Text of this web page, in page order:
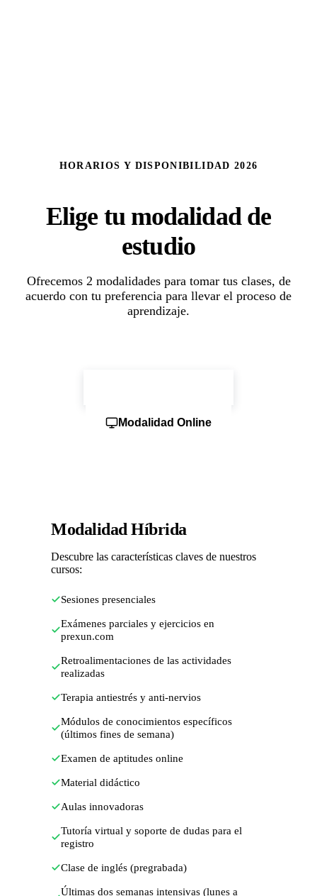
HORARIOS Y DISPONIBILIDAD 2026
Elige tu modalidad de
estudio
Ofrecemos 2 modalidades para tomar tus clases, de
acuerdo con tu preferencia para llevar el proceso de
aprendizaje.
Modalidad Online
Modalidad Híbrida
Descubre las características claves de nuestros
cursos:
Sesiones presenciales
Exámenes parciales y ejercicios en
prexun.com
Retroalimentaciones de las actividades
realizadas
Terapia antiestrés y anti-nervios
Módulos de conocimientos específicos
(últimos fines de semana)
Examen de aptitudes online
Material didáctico
Aulas innovadoras
Tutoría virtual y soporte de dudas para el
registro
Clase de inglés (pregrabada)
Últimas dos semanas intensivas (lunes a